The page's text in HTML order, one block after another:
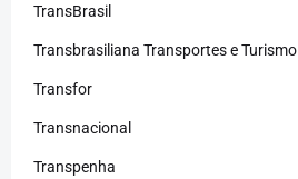
TransBrasil
Transbrasiliana Transportes e Turismo
Transfor
Transnacional
Transpenha